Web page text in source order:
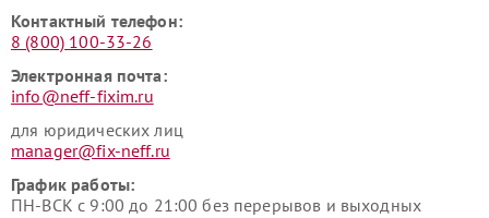
Контактный телефон:
8 (800) 100-33-26
Электронная почта:
info@neff-fixim.ru
для юридических лиц
manager@fix-neff.ru
График работы:
ПН-ВСК с 9:00 до 21:00 без перерывов и выходных